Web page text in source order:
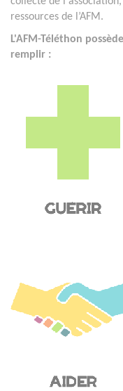
ressources de l’AFM.
L'AFM-Téléthon
remplir :